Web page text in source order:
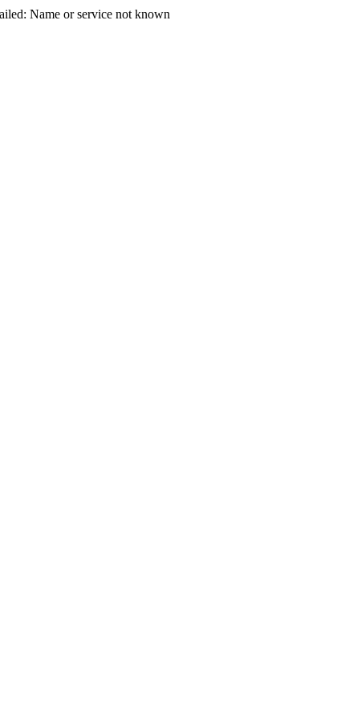
Name or service not known